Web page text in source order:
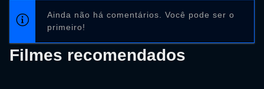
Ainda não há comentários. Você pode ser o
primeiro!
Filmes recomendados